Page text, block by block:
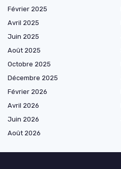
Février 2025
Avril 2025
Juin 2025
Août 2025
Octobre 2025
Décembre 2025
Février 2026
Avril 2026
Juin 2026
Août 2026